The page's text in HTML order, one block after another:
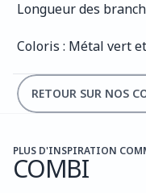
Longueur des
Coloris : Métal vert
RETOUR SUR NOS
PLUS D'INSPIRATION
COMBI